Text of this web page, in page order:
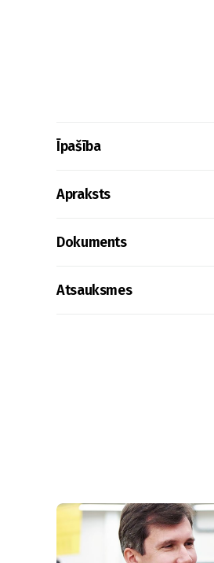
Īpašība
Apraksts
Dokuments
Atsauksmes